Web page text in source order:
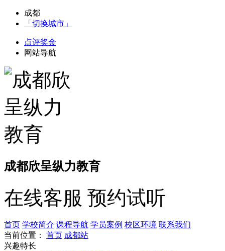
成都
「切换城市」
点评奖金
网站导航
成都欣呈纵力教育
在线客服 预约试听
首页 学校简介 课程导航 学员案例 校区环境 联系我们
当前位置：
首页 成都站
兴趣特长